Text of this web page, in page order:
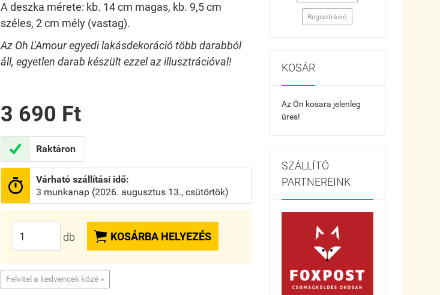
A deszka mérete: kb. 14 cm magas, kb. 9,5 cm
széles, 2 cm mély (vastag).
Az Oh L'Amour egyedi lakásdekoráció több darabból
áll, egyetlen darab készült ezzel az illusztrációval!
3 690 Ft
 Raktáron

Várható szállítási idő:
3 munkanap (2026. augusztus 13., csütörtök)
db  KOSÁRBA HELYEZÉS
Felvitel a kedvencek közé »
Regisztráció
KOSÁR
Az Ön kosara jelenleg
üres!
SZÁLLÍTÓ
PARTNEREINK